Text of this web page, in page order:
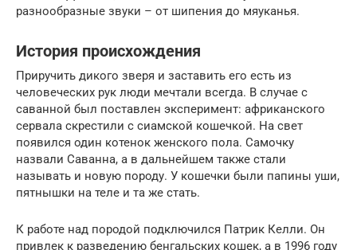
разнообразные звуки – от шипения до мяуканья.
История происхождения
Приручить дикого зверя и заставить его есть из
человеческих рук люди мечтали всегда. В случае с
саванной был поставлен эксперимент: африканского
сервала скрестили с сиамской кошечкой. На свет
появился один котенок женского пола. Самочку
назвали Саванна, а в дальнейшем также стали
называть и новую породу. У кошечки были папины уши,
пятнышки на теле и та же стать.
К работе над породой подключился Патрик Келли. Он
привлек к разведению бенгальских кошек, а в 1996 году